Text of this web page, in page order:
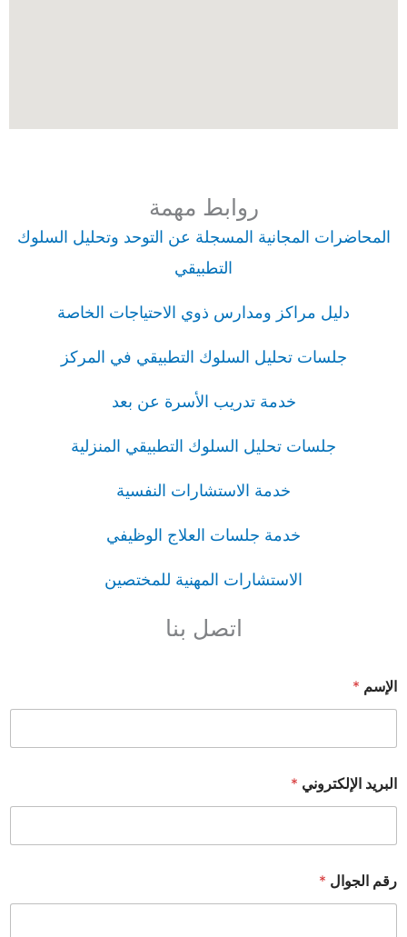
روابط مهمة
المحاضرات المجانية المسجلة عن التوحد وتحليل السلوك
التطبيقي
دليل مراكز ومدارس ذوي الاحتياجات الخاصة
جلسات تحليل السلوك التطبيقي في المركز
خدمة تدريب الأسرة عن بعد
جلسات تحليل السلوك التطبيقي المنزلية
خدمة الاستشارات النفسية
خدمة جلسات العلاج الوظيفي
الاستشارات المهنية للمختصين
اتصل بنا
الإسم *
البريد الإلكتروني *
رقم الجوال *